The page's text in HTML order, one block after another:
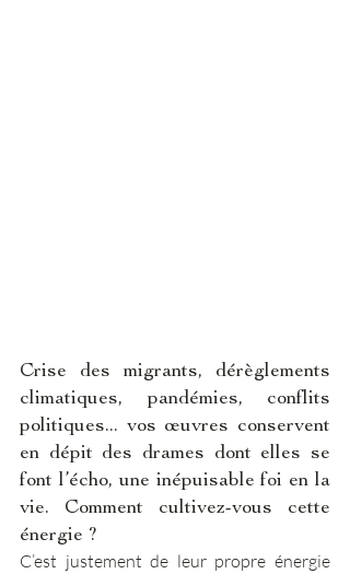
Crise des migrants, dérèglements
climatiques, pandémies, conflits
politiques... vos œuvres conservent
en dépit des drames dont elles se
font l’écho, une inépuisable foi en la
vie. Comment cultivez-vous cette
énergie ?
C’est justement de leur propre énergie